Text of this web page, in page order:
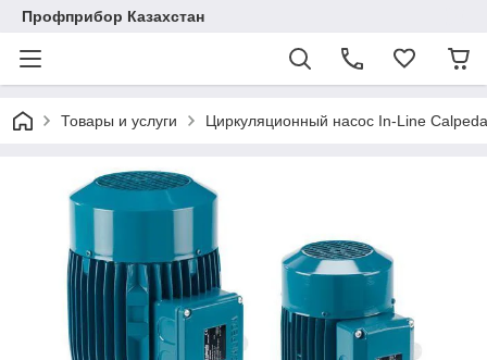
Профприбор Казахстан
Товары и услуги Циркуляционный насос In-Line